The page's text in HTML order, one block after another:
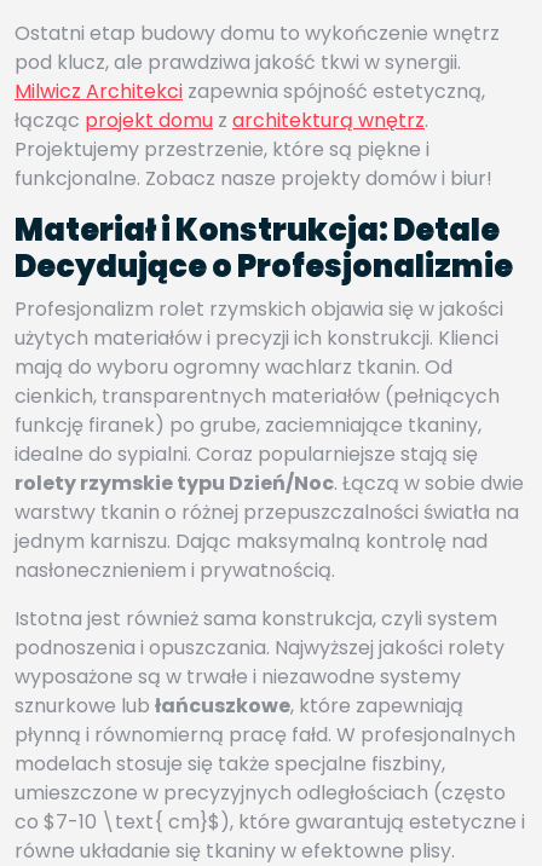
Ostatni etap budowy domu to wykończenie wnętrz
pod klucz, ale prawdziwa jakość tkwi w synergii.
Milwicz Architekci zapewnia spójność estetyczną,
łącząc projekt domu z architekturą wnętrz.
Projektujemy przestrzenie, które są piękne i
funkcjonalne. Zobacz nasze projekty domów i biur!
Materiał i Konstrukcja: Detale
Decydujące o Profesjonalizmie
Profesjonalizm rolet rzymskich objawia się w jakości
użytych materiałów i precyzji ich konstrukcji. Klienci
mają do wyboru ogromny wachlarz tkanin. Od
cienkich, transparentnych materiałów (pełniących
funkcję firanek) po grube, zaciemniające tkaniny,
idealne do sypialni. Coraz popularniejsze stają się
rolety rzymskie typu Dzień/Noc. Łączą w sobie dwie
warstwy tkanin o różnej przepuszczalności światła na
jednym karniszu. Dając maksymalną kontrolę nad
nasłonecznieniem i prywatnością.
Istotna jest również sama konstrukcja, czyli system
podnoszenia i opuszczania. Najwyższej jakości rolety
wyposażone są w trwałe i niezawodne systemy
sznurkowe lub łańcuszkowe, które zapewniają
płynną i równomierną pracę fałd. W profesjonalnych
modelach stosuje się także specjalne fiszbiny,
umieszczone w precyzyjnych odległościach (często
co $7-10 \text{ cm}$), które gwarantują estetyczne i
równe układanie się tkaniny w efektowne plisy.